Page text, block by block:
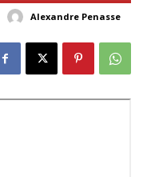
Alexandre Penasse